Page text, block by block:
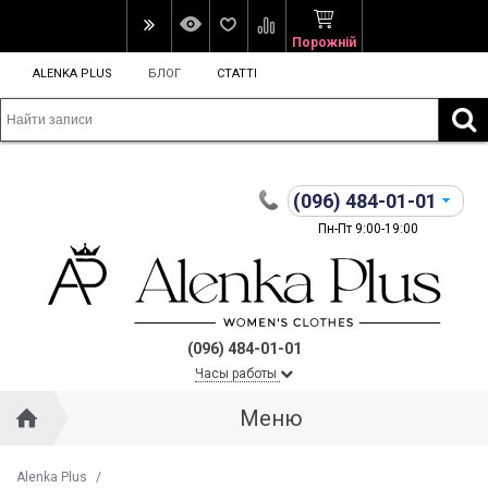
Порожній
ALENKA PLUS БЛОГ СТАТТІ
(096) 484-01-01
Пн-Пт 9:00-19:00
(096) 484-01-01
Часы работы
Меню
Alenka Plus /